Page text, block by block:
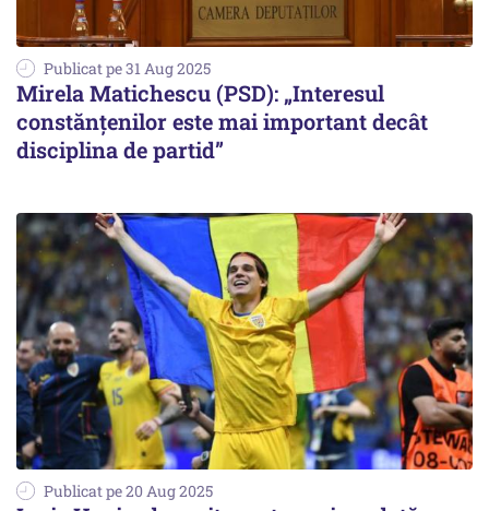
Publicat pe 31 Aug 2025
Mirela Matichescu (PSD): „Interesul
constănțenilor este mai important decât
disciplina de partid”
Publicat pe 20 Aug 2025